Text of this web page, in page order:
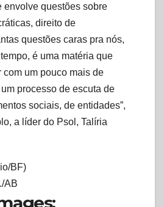
envolve questões sobre
direito de
questões caras pra nós,
é uma matéria que
com um pouco mais de
processo de escuta de
sociais, de entidades”,
a líder do Psol, Talíria
BF)
AB